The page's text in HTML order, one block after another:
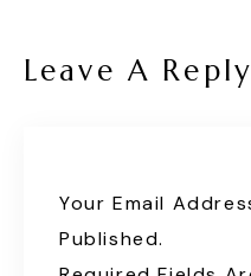
Leave A Reply
Your Email
Published.